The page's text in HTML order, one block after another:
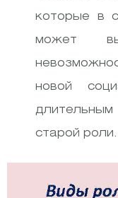
которые в
может
новой
старой роли.